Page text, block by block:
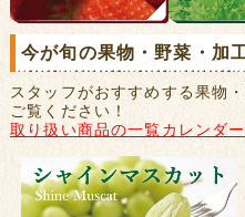
今が旬の果物・野菜・加
スタッフがおすすめする果物
ご覧ください！
取り扱い商品の一覧カレンダ